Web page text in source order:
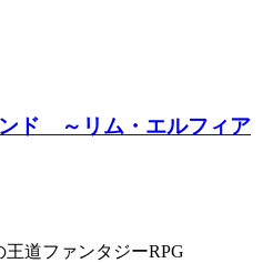
ド ～リム・エルフィア
道ファンタジーRPG